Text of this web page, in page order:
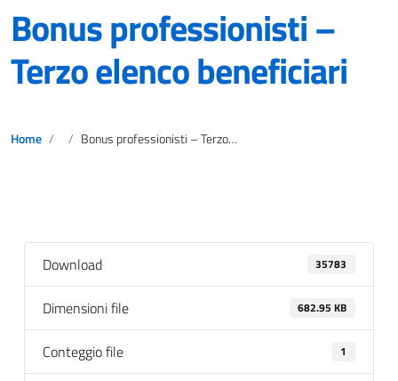
Bonus professionisti –
Terzo elenco beneficiari
Home Bonus professionisti – Terzo elenco beneficiari
Download 35783
Dimensioni file 682.95 KB
Conteggio file 1